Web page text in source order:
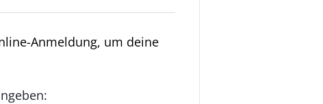
Anmeldung, um deine